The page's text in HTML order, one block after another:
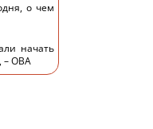
о чем
начать
– ОВА